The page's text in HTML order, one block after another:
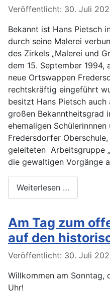
Veröffentlicht: 30. Juli
Bekannt ist Hans Pietsch
durch seine Malerei
des Zirkels „Malerei und
dem 15. September
neue Ortswappen
rechtskräftig eingeführt
besitzt Hans Pietsch
großen Bekanntheitsgrad
ehemaligen
Fredersdorfer
geleiteten Arbeitsgruppe
die gewaltigen Vorgänge
Weiterlesen …
Am Tag zum
auf den
Veröffentlicht: 30. Juli
Willkommen am Sonntag,
Uhr!